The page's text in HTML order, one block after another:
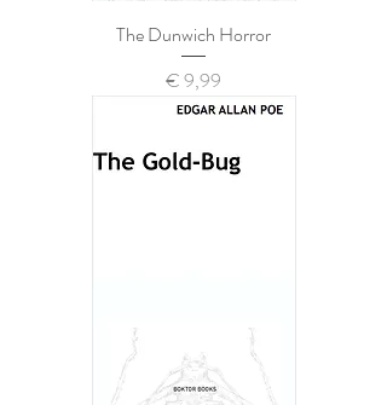
The Dunwich Horror
Prijs
€ 9,99